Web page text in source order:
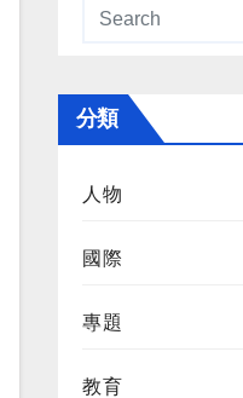
分類
人物
國際
專題
教育